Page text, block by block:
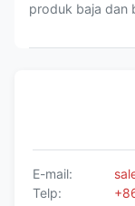
produk baja dan
E-mail:
Telp: